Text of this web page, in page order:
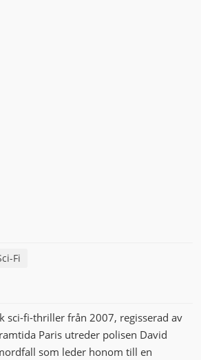
Fi
sci-fi-thriller från 2007, regisserad av
Paris utreder polisen David
som leder honom till en